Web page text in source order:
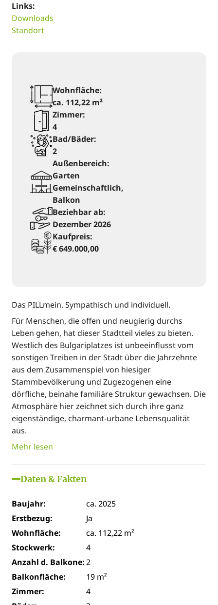
Links:
Downloads
Standort
Wohnfläche:
ca. 112,22 m²
Zimmer:
4
Bad/Bäder:
2
Außenbereich:
Garten
Gemeinschaftlich,
Balkon
Beziehbar ab:
Dezember 2026
Kaufpreis:
€ 649.000,00
Das PILLmein. Sympathisch und individuell.
Für Menschen, die offen und neugierig durchs
Leben gehen, hat dieser Stadtteil vieles zu bieten.
Westlich des Bulgariplatzes ist unbeeinflusst vom
sonstigen Treiben in der Stadt über die Jahrzehnte
aus dem Zusammenspiel von hiesiger
Stammbevölkerung und Zugezogenen eine
dörfliche, beinahe familiäre Struktur gewachsen. Die
Atmosphäre hier zeichnet sich durch ihre ganz
eigenständige, charmant-urbane Lebensqualität
aus.
Mehr lesen
Daten & Fakten
Baujahr:
ca. 2025
Erstbezug:
Ja
Wohnfläche:
ca. 112,22 m²
Stockwerk:
4
Anzahl d. Balkone:2
Balkonfläche:
19 m²
Zimmer:
4